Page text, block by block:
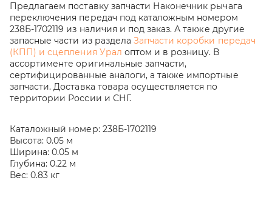
Предлагаем поставку запчасти Наконечник рычага
переключения передач под каталожным номером
238Б-1702119 из наличия и под заказ. А также другие
запасные части из раздела Запчасти коробки передач
(КПП) и сцепления Урал оптом и в розницу. В
ассортименте оригинальные запчасти,
сертифицированные аналоги, а также импортные
запчасти. Доставка товара осуществляется по
территории России и СНГ.
Каталожный номер: 238Б-1702119
Высота: 0.05 м
Ширина: 0.05 м
Глубина: 0.22 м
Вес: 0.83 кг